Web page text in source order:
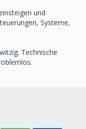
und
Systeme,
Technische